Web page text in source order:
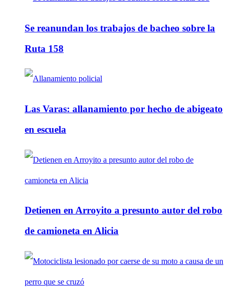
Se reanundan los trabajos de bacheo sobre la
Ruta 158
Las Varas: allanamiento por hecho de abigeato
en escuela
Detienen en Arroyito a presunto autor del robo
de camioneta en Alicia